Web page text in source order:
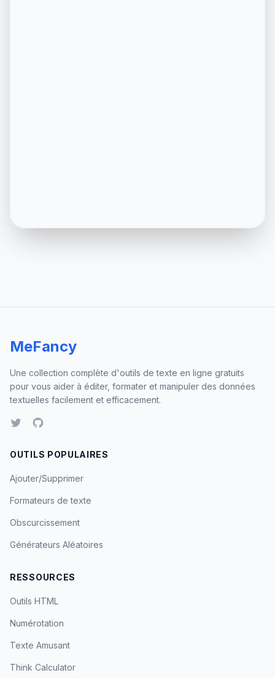
MeFancy
Une collection complète d'outils de texte en ligne gratuits
pour vous aider à éditer, formater et manipuler des données
textuelles facilement et efficacement.
OUTILS POPULAIRES
Ajouter/Supprimer
Formateurs de texte
Obscurcissement
Générateurs Aléatoires
RESSOURCES
Outils HTML
Numérotation
Texte Amusant
Think Calculator